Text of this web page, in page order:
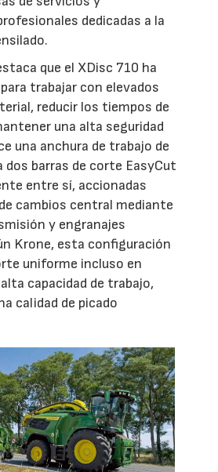
dedicadas a la
que el XDisc 710 ha
trabajar con elevados
reducir los tiempos de
una alta seguridad
una anchura de trabajo de
dos barras de corte EasyCut
entre sí, accionadas
cambios central mediante
y engranajes
Krone, esta configuración
uniforme incluso en
capacidad de trabajo,
calidad de picado